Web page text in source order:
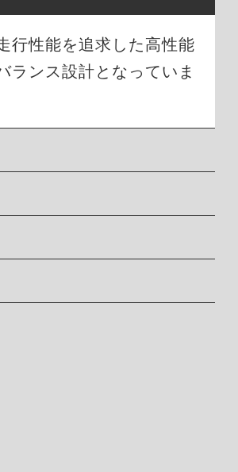
行性能を追求した高性能
ランス設計となっていま